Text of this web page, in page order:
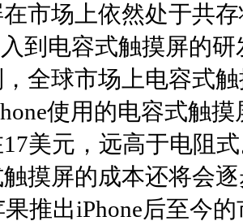
市场上依然处于共
到电容式触摸屏的
全球市场上电容式
使用的电容式触
美元，远高于电阻
摸屏的成本还将会
果推出iPhone后至今